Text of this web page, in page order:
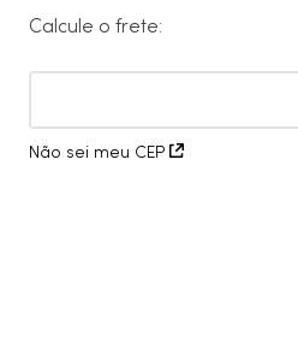
Calcule o frete:
Não sei meu CEP